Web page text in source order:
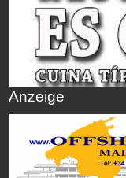
Anzeige